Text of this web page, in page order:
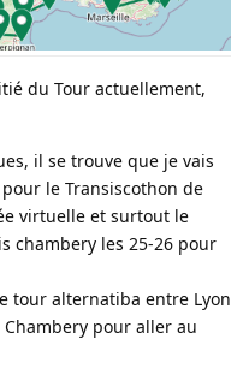
du Tour actuellement,
il se trouve que je vais
le Transiscothon de
virtuelle et surtout le
chambery les 25-26 pour
tour alternatiba entre Lyon
pour aller au